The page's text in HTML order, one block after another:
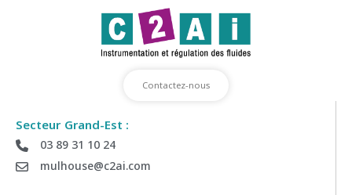
Contactez-nous
Secteur Grand-Est :
03 89 31 10 24
mulhouse@c2ai.com
Déposez votre demande de Devis